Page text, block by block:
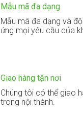
Mẫu mã đa dạng
Mẫu mã đa dạng và
ứng mọi yêu cầu của
Giao hàng tận nơi
Chúng tôi có thể giao
trong nội thành.